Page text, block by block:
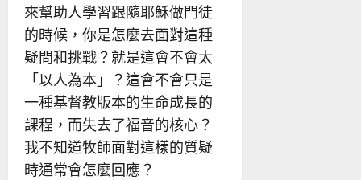
來幫助人學習跟隨耶穌做門徒
的時候，你是怎麼去面對這種
疑問和挑戰？就是這會不會太
「以人為本」？這會不會只是
一種基督教版本的生命成長的
課程，而失去了福音的核心？
我不知道牧師面對這樣的質疑
時通常會怎麼回應？